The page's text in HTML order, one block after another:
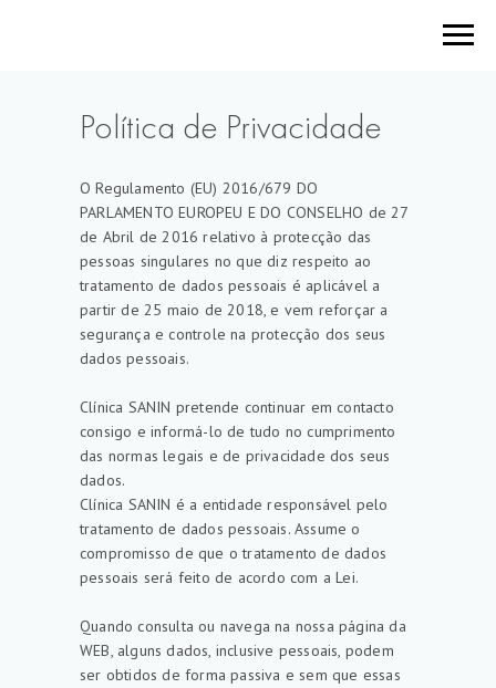
Política de Privacidade
O Regulamento (EU) 2016/679 DO
PARLAMENTO EUROPEU E DO CONSELHO de 27
de Abril de 2016 relativo à protecção das
pessoas singulares no que diz respeito ao
tratamento de dados pessoais é aplicável a
partir de 25 maio de 2018, e vem reforçar a
segurança e controle na protecção dos seus
dados pessoais.
Clínica SANIN pretende continuar em contacto
consigo e informá-lo de tudo no cumprimento
das normas legais e de privacidade dos seus
dados.
Clínica SANIN é a entidade responsável pelo
tratamento de dados pessoais. Assume o
compromisso de que o tratamento de dados
pessoais será feito de acordo com a Lei.
Quando consulta ou navega na nossa página da
WEB, alguns dados, inclusive pessoais, podem
ser obtidos de forma passiva e sem que essas